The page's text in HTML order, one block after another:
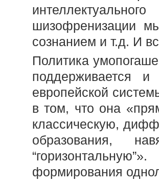
шизофренизации
сознанием и т.д. И
Политика
поддерживается
европейской
в том, что она
классическую,
образования,
формирования